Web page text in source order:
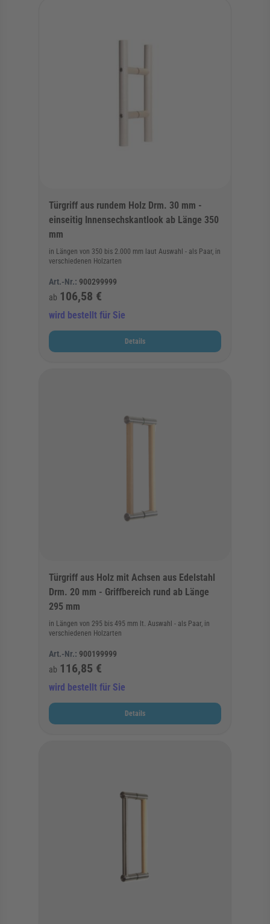
Türgriff aus rundem Holz Drm. 30 mm -
einseitig Innensechskantlook ab Länge 350
mm
in Längen von 350 bis 2.000 mm laut Auswahl - als Paar, in
verschiedenen Holzarten
Art.-Nr.: 900299999
ab 106,58 €
wird bestellt für Sie
Details
Türgriff aus Holz mit Achsen aus Edelstahl
Drm. 20 mm - Griffbereich rund ab Länge
295 mm
in Längen von 295 bis 495 mm lt. Auswahl - als Paar, in
verschiedenen Holzarten
Art.-Nr.: 900199999
ab 116,85 €
wird bestellt für Sie
Details